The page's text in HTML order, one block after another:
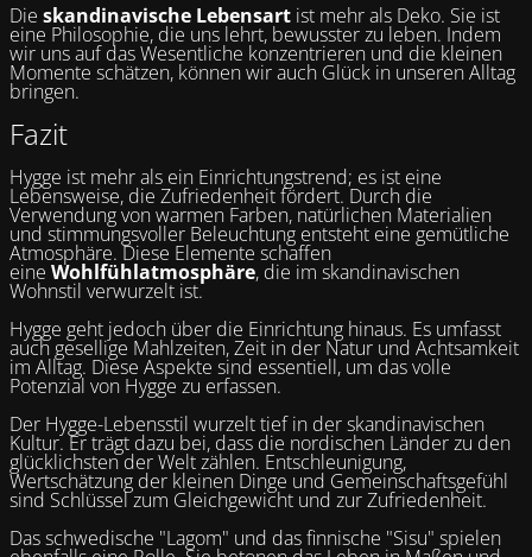
Die skandinavische Lebensart ist mehr als Deko. Sie ist
eine Philosophie, die uns lehrt, bewusster zu leben. Indem
wir uns auf das Wesentliche konzentrieren und die kleinen
Momente schätzen, können wir auch Glück in unseren Alltag
bringen.
Fazit
Hygge ist mehr als ein Einrichtungstrend; es ist eine
Lebensweise, die Zufriedenheit fördert. Durch die
Verwendung von warmen Farben, natürlichen Materialien
und stimmungsvoller Beleuchtung entsteht eine gemütliche
Atmosphäre. Diese Elemente schaffen
eine Wohlfühlatmosphäre, die im skandinavischen
Wohnstil verwurzelt ist.
Hygge geht jedoch über die Einrichtung hinaus. Es umfasst
auch gesellige Mahlzeiten, Zeit in der Natur und Achtsamkeit
im Alltag. Diese Aspekte sind essentiell, um das volle
Potenzial von Hygge zu erfassen.
Der Hygge-Lebensstil wurzelt tief in der skandinavischen
Kultur. Er trägt dazu bei, dass die nordischen Länder zu den
glücklichsten der Welt zählen. Entschleunigung,
Wertschätzung der kleinen Dinge und Gemeinschaftsgefühl
sind Schlüssel zum Gleichgewicht und zur Zufriedenheit.
Das schwedische "Lagom" und das finnische "Sisu" spielen